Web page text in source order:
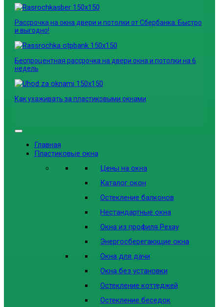
Рассрочка на окна двери и потолки от Сбербанка: Быстро
и выгодно!
Беспроцентная рассрочка на двери окна и потолки на 6
недель
Как ухаживать за пластиковыми окнами
Главная
Пластиковые окна
Цены на окна
Каталог окон
Остекление балконов
Нестандартные окна
Окна из профиля Рехау
Энергосберегающие окна
Окна для дачи
Окна без установки
Остекление коттеджей
Остекление беседок